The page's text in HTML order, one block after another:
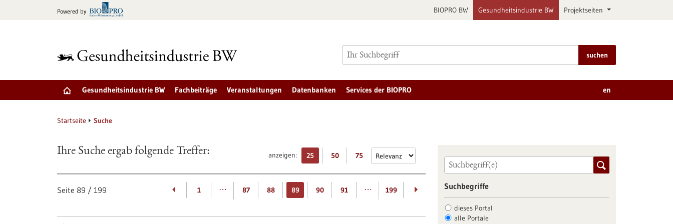
Powered by BIOPRO BW Gesundheitsindustrie BW Projektseiten
suchen
Gesundheitsindustrie BW Fachbeiträge Veranstaltungen Datenbanken Services der BIOPRO en
Startseite Suche
anzeigen: 25 50 75
Ihre Suche ergab folgende Treffer:
Seite 89 / 199 1 … 87 88 89 90 91 … 199 Suchbegriffe
dieses Portal
alle Portale